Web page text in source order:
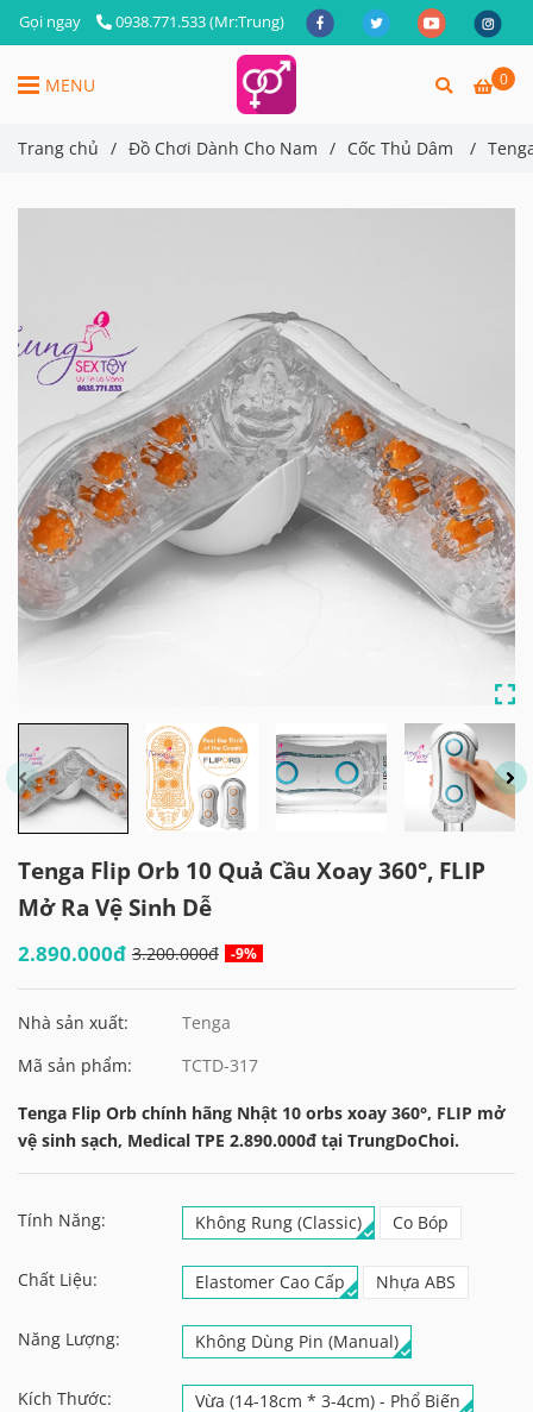
Gọi ngay 0938.771.533 (Mr:Trung)
0
MENU
Trang chủ / Đồ Chơi Dành Cho Nam / Cốc Thủ Dâm /
Tenga Flip Orb 10 Quả Cầu Xoay 360°, FLIP
Mở Ra Vệ Sinh Dễ
2.890.000đ 3.200.000đ -9%
Nhà sản xuất:
Tenga
Mã sản phẩm:
TCTD-317
Tenga Flip Orb chính hãng Nhật 10 orbs xoay 360°, FLIP mở
vệ sinh sạch, Medical TPE 2.890.000đ tại TrungDoChoi.
Tính Năng: Không Rung (Classic) Co Bóp
Chất Liệu: Elastomer Cao Cấp Nhựa ABS
Năng Lượng: Không Dùng Pin (Manual)
Kích Thước: Vừa (14-18cm * 3-4cm) - Phổ Biến